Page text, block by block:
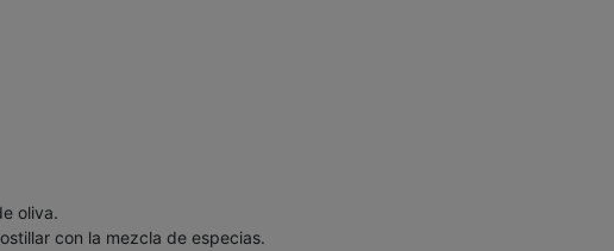
oliva.
con la mezcla de especias.